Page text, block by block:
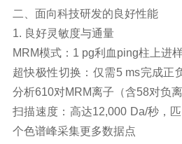
二、面向科技研发的良好性能
1. 良好灵敏度与通量
MRM模式：1 pg利血ping柱上进
超快极性切换：仅需5 ms完成正
分析610对MRM离子（含58对负
扫描速度：高达12,000 Da/秒，
个色谱峰采集更多数据点